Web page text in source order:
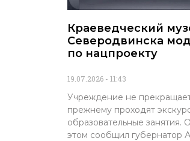
Краеведческий
Северодвинска
по нацпроекту
19.07.2026 11:43
Учреждение не
прежнему проходят
образовательные занятия.
этом сообщил губернатор